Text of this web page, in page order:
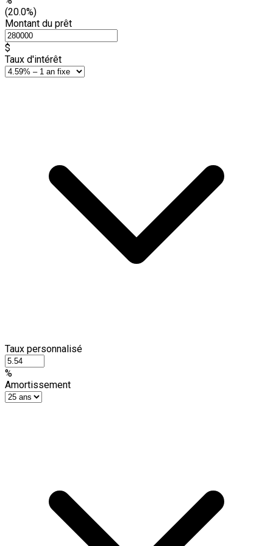
(20.0%)
Montant du prêt
$
Taux d'intérêt
Taux personnalisé
%
Amortissement